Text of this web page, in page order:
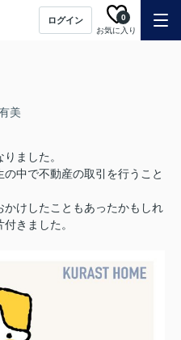
ログイン
お気に入り
0
美
ました。
中で不動産の取引を行うこと
けしたこともあったかもしれ
きました。